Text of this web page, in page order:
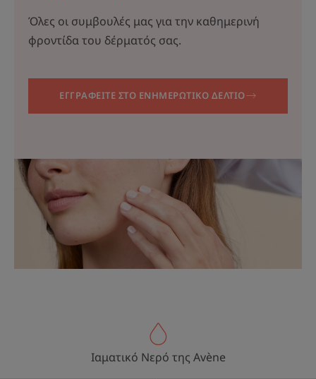
Όλες οι συμβουλές μας για την καθημερινή
φροντίδα του δέρματός σας.
ΕΓΓΡΑΦΕΙΤΕ ΣΤΟ ΕΝΗΜΕΡΩΤΙΚΟ ΔΕΛΤΙΟ
Ιαματικό Νερό της Avène